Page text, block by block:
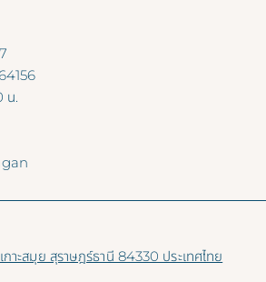
น.
าะสมุย สุราษฎร์ธานี 84330 ประเทศไทย